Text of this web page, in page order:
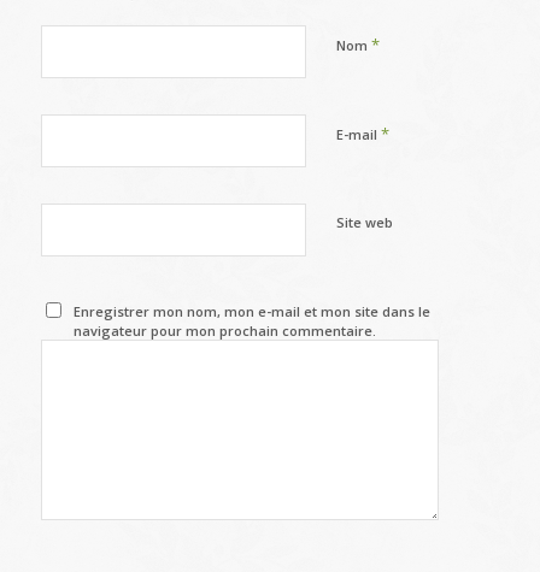
Nom *
E-mail *
Site web
Enregistrer mon nom, mon e-mail et mon site dans le
navigateur pour mon prochain commentaire.